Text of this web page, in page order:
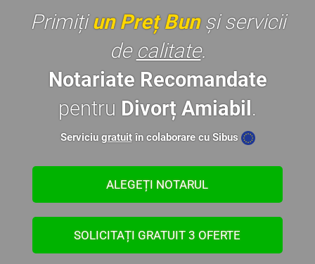
Primițiun Preț Bunși servicii
de calitate.
Notariate Recomandate
pentru Divorț Amiabil .
Serviciu gratuitîn colaborare cu Sibus
ALEGEȚI NOTARUL
SOLICITAȚI GRATUIT 3 OFERTE